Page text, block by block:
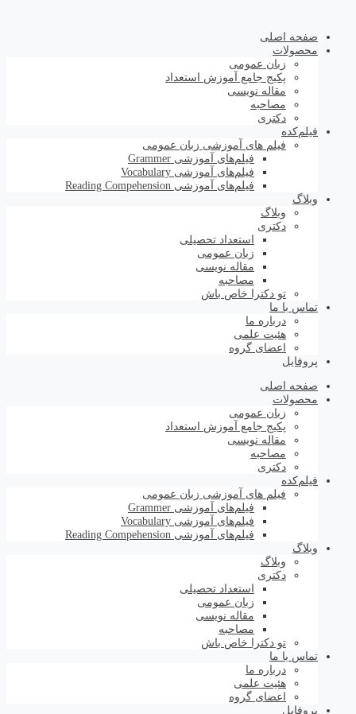
صفحه اصلی
محصولات
زبان عمومی
پکیج جامع آموزش استعداد
مقاله نویسی
مصاحبه
دکتری
فیلم‌کده
فیلم های آموزشی زبان عمومی
فیلم‌های آموزشی Grammer
فیلم‌های آموزشی Vocabulary
فیلم‌های آموزشی Reading Compehension
وبلاگ
وبلاگ
دکتری
استعداد تحصیلی
زبان عمومی
مقاله نویسی
مصاحبه
تو دکترا خاص باش
تماس با ما
درباره ما
هئیت علمی
اعضای گروه
پروفایل
صفحه اصلی
محصولات
زبان عمومی
پکیج جامع آموزش استعداد
مقاله نویسی
مصاحبه
دکتری
فیلم‌کده
فیلم های آموزشی زبان عمومی
فیلم‌های آموزشی Grammer
فیلم‌های آموزشی Vocabulary
فیلم‌های آموزشی Reading Compehension
وبلاگ
وبلاگ
دکتری
استعداد تحصیلی
زبان عمومی
مقاله نویسی
مصاحبه
تو دکترا خاص باش
تماس با ما
درباره ما
هئیت علمی
اعضای گروه
پروفایل